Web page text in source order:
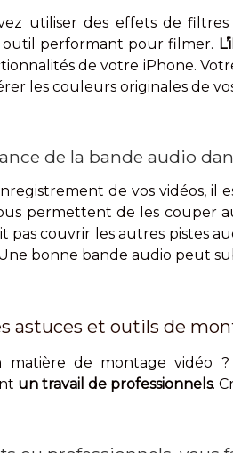
utiliser des effets de
performant pour filmer.
de votre iPhone.
les couleurs originales de
de la bande audio
de vos vidéos, il
permettent de les couper
pas couvrir les autres pistes
bonne bande audio peut
astuces et outils de
matière de montage vidéo
un travail de professionnels.